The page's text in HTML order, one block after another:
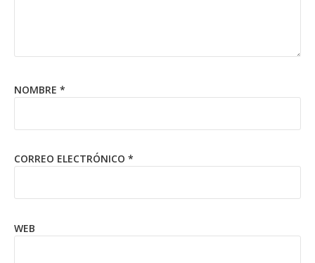
NOMBRE *
CORREO ELECTRÓNICO *
WEB